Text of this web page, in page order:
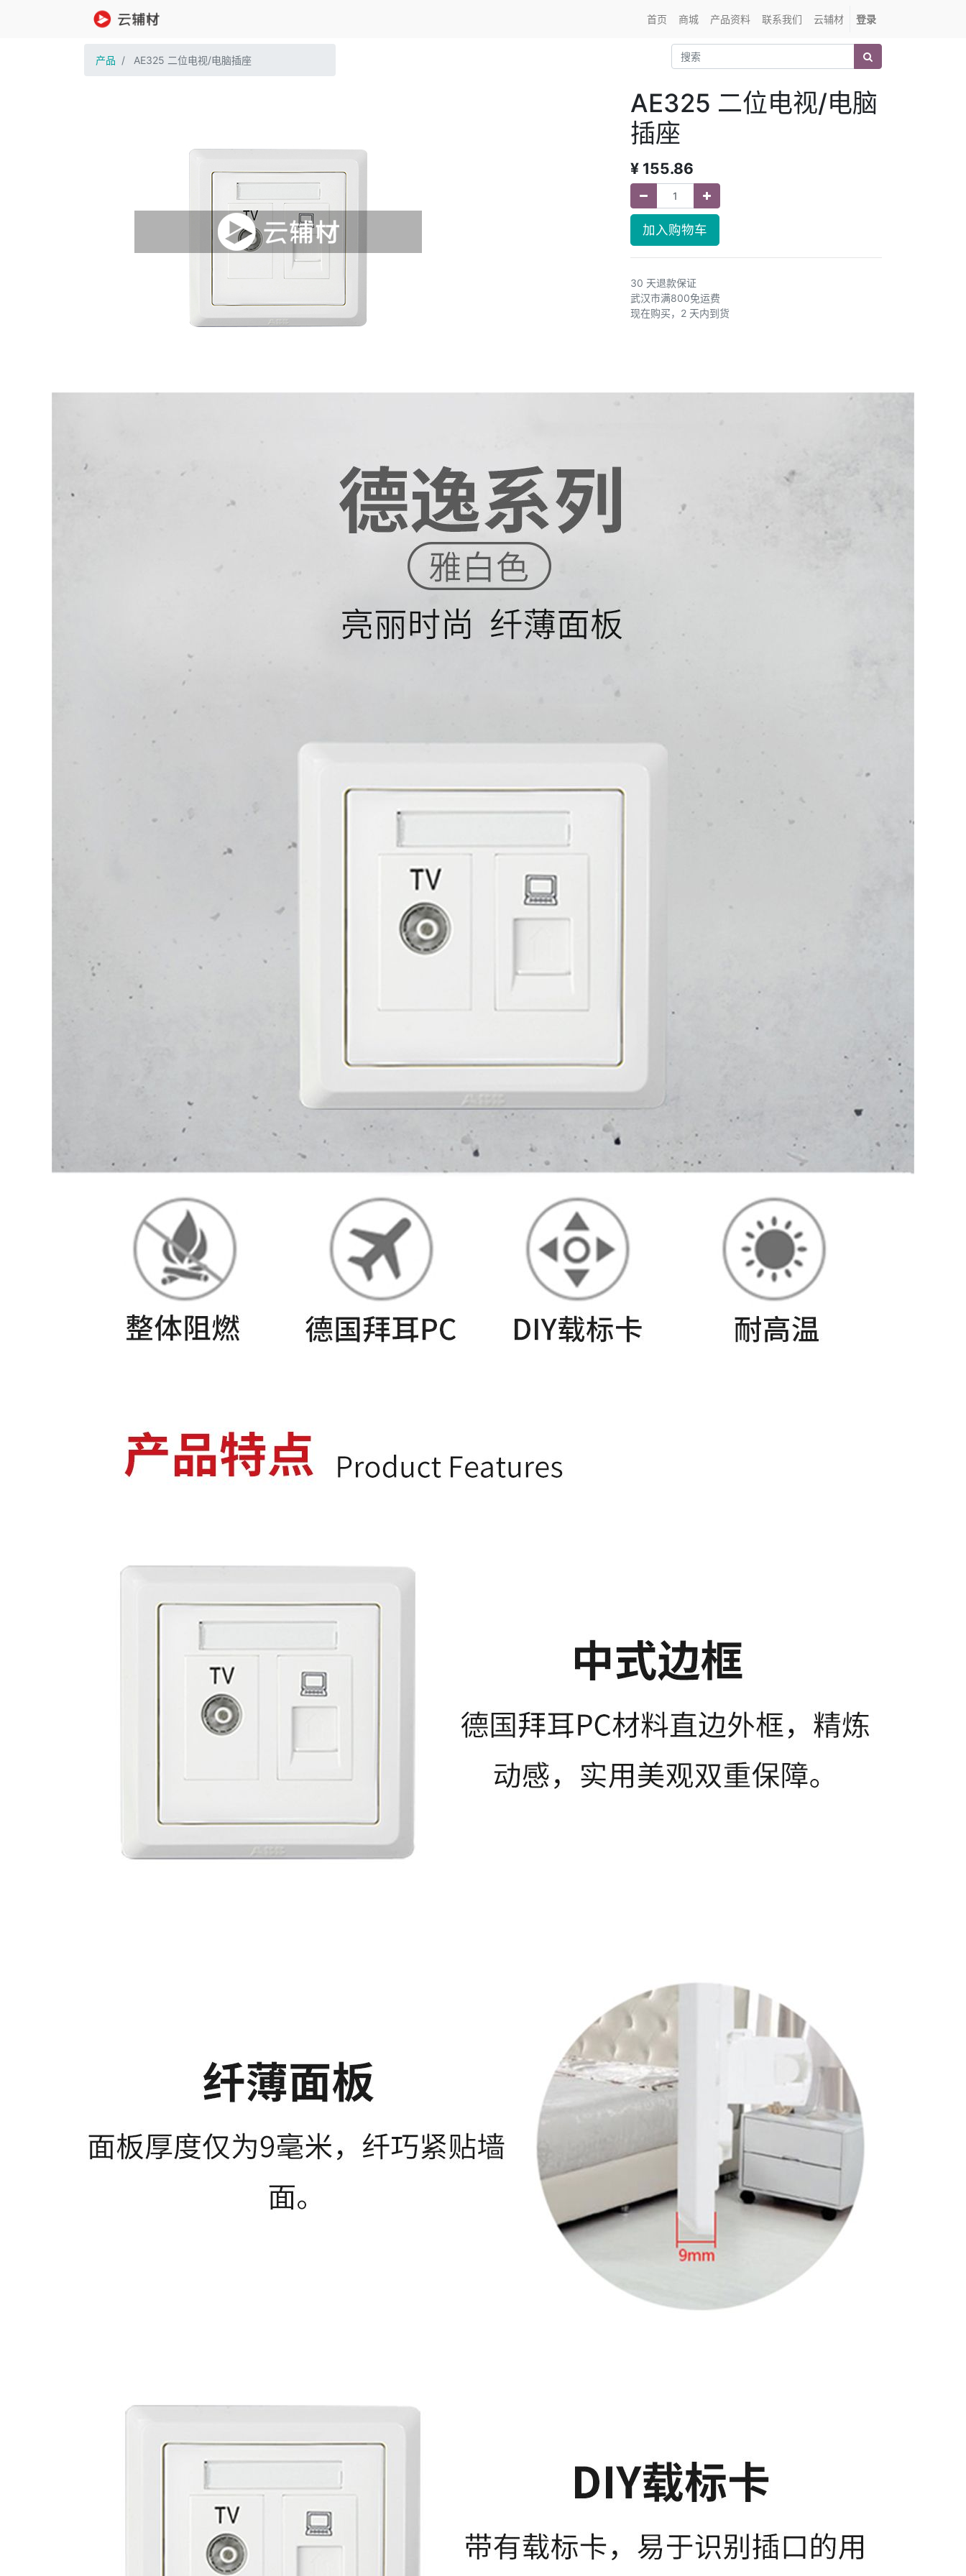
首页 商城 产品资料 联系我们 云辅材 登录
产品 AE325 二位电视/电脑插座
AE325 二位电视/电脑
插座
¥ 155.86
加入购物车
30 天退款保证
武汉市满800免运费
现在购买，2 天内到货